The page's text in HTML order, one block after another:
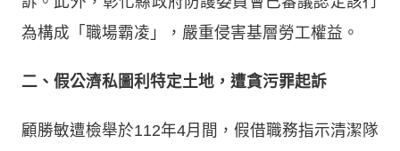
為構成「職場霸凌」，嚴重侵害基層勞工權益。
二、假公濟私圖利特定土地，遭貪污罪起訴
顧勝敏遭檢舉於112年4月間，假借職務指示清潔隊